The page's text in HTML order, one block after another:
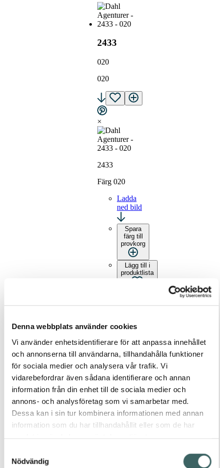
Denna webbplats använder cookies
Vi använder enhetsidentifierare för att anpassa innehållet
och annonserna till användarna, tillhandahålla funktioner
för sociala medier och analysera vår trafik. Vi
vidarebefordrar även sådana identifierare och annan
information från din enhet till de sociala medier och
annons- och analysföretag som vi samarbetar med.
Dessa kan i sin tur kombinera informationen med annan
information som du har tillhandahållit eller som de har
Nödvändig
2433
020
020
×
2433
Färg 020
Ladda
ned bild
Spara
färg till
provkorg
Lägg till i
produktlista
2433
030
030